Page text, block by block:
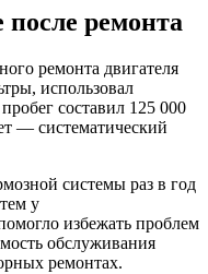
после ремонта
ремонта двигателя
использовал
составил 125 000
— систематический
системы раз в год
у
избежать проблем
обслуживания
ремонтах.